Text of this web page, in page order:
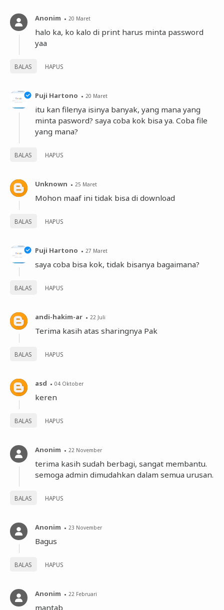
Anonim 20 Maret
halo ka, ko kalo di print harus minta password
yaa
BALAS HAPUS
Puji Hartono 20 Maret
itu kan filenya isinya banyak, yang mana yang
minta pasword? saya coba kok bisa ya. Coba file
yang mana?
BALAS HAPUS
Unknown 25 Maret
Mohon maaf ini tidak bisa di download
BALAS HAPUS
Puji Hartono 27 Maret
saya coba bisa kok, tidak bisanya bagaimana?
BALAS HAPUS
andi-hakim-ar 22 Juli
Terima kasih atas sharingnya Pak
BALAS HAPUS
asd 04 Oktober
keren
BALAS HAPUS
Anonim 22 November
terima kasih sudah berbagi, sangat membantu.
semoga admin dimudahkan dalam semua urusan.
BALAS HAPUS
Anonim 23 November
Bagus
BALAS HAPUS
Anonim 22 Februari
mantab